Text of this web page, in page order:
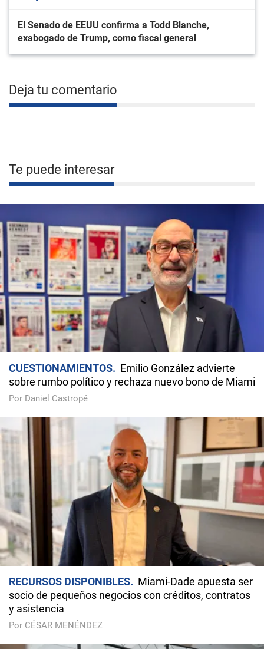
El Senado de EEUU confirma a Todd Blanche,
exabogado de Trump, como fiscal general
Deja tu comentario
Te puede interesar
CUESTIONAMIENTOS
Emilio González advierte
sobre rumbo político y rechaza nuevo bono de Miami
Por Daniel Castropé
RECURSOS DISPONIBLES
Miami-Dade apuesta ser
socio de pequeños negocios con créditos, contratos
y asistencia
Por CÉSAR MENÉNDEZ